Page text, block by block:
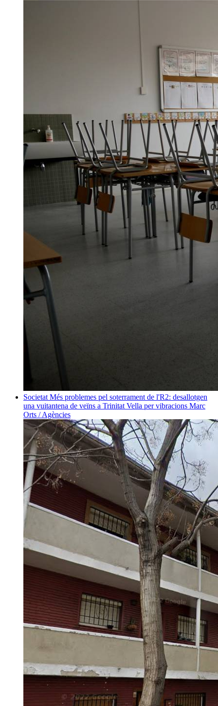
Societat Més problemes pel soterrament de l'R2: desallotgen
una vuitantena de veïns a Trinitat Vella per vibracions Marc
Orts / Agències